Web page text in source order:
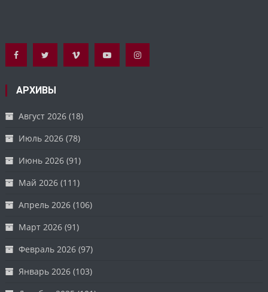
АРХИВЫ
Август 2026 (18)
Июль 2026 (78)
Июнь 2026 (91)
Май 2026 (111)
Апрель 2026 (106)
Март 2026 (91)
Февраль 2026 (97)
Январь 2026 (103)